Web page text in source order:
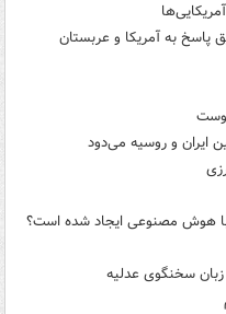
پاسخ به آمریکا و عربستان
ایران و روسیه می‌دود
با هوش مصنوعی ایجاد شده است؟
سخنگوی عدلیه